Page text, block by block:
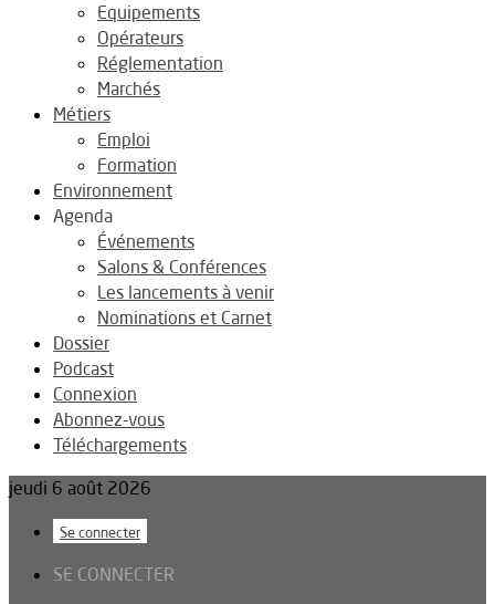
Equipements
Opérateurs
Réglementation
Marchés
Métiers
Emploi
Formation
Environnement
Agenda
Événements
Salons & Conférences
Les lancements à venir
Nominations et Carnet
Dossier
Podcast
Connexion
Abonnez-vous
Téléchargements
jeudi 6 août 2026
Se connecter
SE CONNECTER